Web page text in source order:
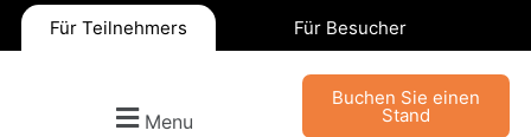
Für Teilnehmers Für Besucher
Menu
Buchen Sie einen
Stand